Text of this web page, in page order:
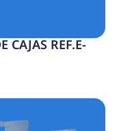
CAJAS REF.E-